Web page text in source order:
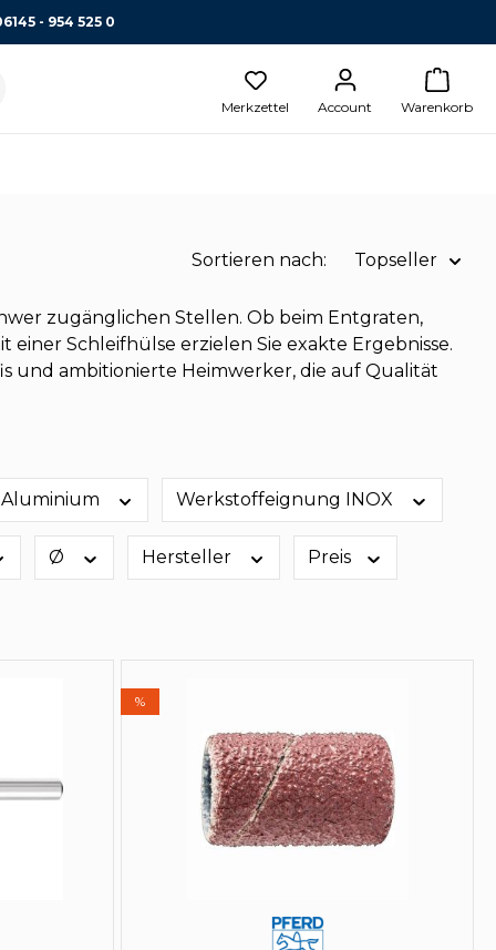
- 954 525 0
Merkzettel Account Warenkorb
Sortieren nach: Topseller
Name A-Z
Name Z-A
Preis absteigend
zugänglichen Stellen. Ob beim Entgraten,
Schleifhülse erzielen Sie exakte Ergebnisse.
und ambitionierte Heimwerker, die auf Qualität
Werkstoffeignung INOX
Ø Hersteller Preis
%